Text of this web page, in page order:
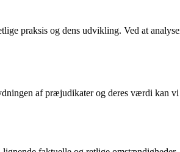
praksis og dens udvikling. Ved at
af præjudikater og deres værdi kan